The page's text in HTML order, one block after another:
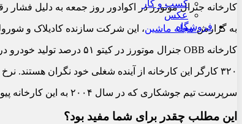
کسب و کار
عکس
فروشگاه
کارخانه جنرال موتورز در اکوادور روز جمعه به دلیل فشار
به گزارشمجله ماشین، این شرکت سازنده کادیلاک و
کارخانه OBB جنرال موتورز در کیتو ۵۱ درصد تولید خودرو در اکوادور را تشکیل می‌دهد.
۳۲۰ کارگر این کارخانه از آینده شغلی خود نگران هستند. نرخ بیکاری اکوادور در سه ماهه اول سال جاری ۴.۱ درصد بود، طبق آمار رسمی.
سرپرست تیم جوشکاری که در سال ۲۰۰۴ به این کارخانه پیوست، گفت: این کار تأثیر زیادی روی ما خواهد گذاشت. همه ما فرصت یکسانی برای یک شغل جدید نخواهیم داشت.
این مطلب چقدر برای شما مفید بود؟